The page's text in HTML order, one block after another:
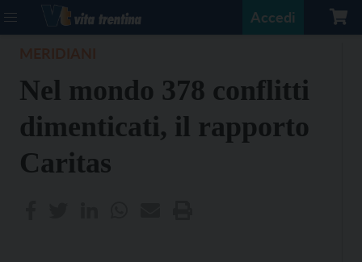
Accedi
Nel mondo 378 conflitti
dimenticati, il rapporto
Caritas